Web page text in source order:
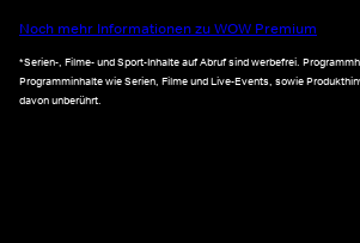
Noch mehr Informationen zu WOW Premium
*Serien-, Filme- und Sport-Inhalte auf Abruf sind werbefrei.
Programminhalte wie Serien, Filme und Live-Events, sowie
davon unberührt.